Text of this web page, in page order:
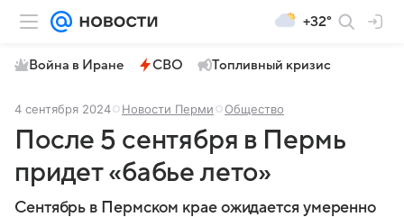
+32°
Война в Иране СВО Топливный кризис
4 сентября 2024 Новости Перми Общество
После 5 сентября в Пермь
придет «бабье лето»
Сентябрь в Пермском крае ожидается умеренно